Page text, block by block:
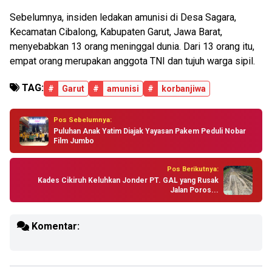
Sebelumnya, insiden ledakan amunisi di Desa Sagara,
Kecamatan Cibalong, Kabupaten Garut, Jawa Barat,
menyebabkan 13 orang meninggal dunia. Dari 13 orang itu,
empat orang merupakan anggota TNI dan tujuh warga sipil.
TAG: # Garut # amunisi # korbanjiwa
Pos Sebelumnya:
Puluhan Anak Yatim Diajak Yayasan Pakem Peduli Nobar
Film Jumbo
Pos Berikutnya:
Kades Cikiruh Keluhkan Jonder PT. GAL yang Rusak
Jalan Poros...
Komentar: